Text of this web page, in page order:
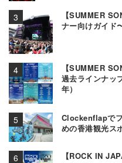
【SUMMER
ナー向けガイド
【SUMMER
過去ラインナッ
年）
Clockenflapで
めの香港観光ス
【ROCK IN